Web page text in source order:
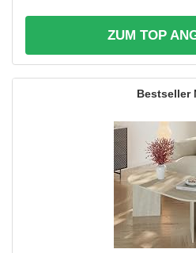
ZUM TOP